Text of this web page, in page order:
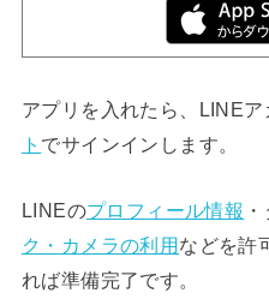
アプリを入れたら、LINEア
ト でサインインします。
LINEのプロフィール情報
ク・カメラの利用 などを許
れば準備完了です。